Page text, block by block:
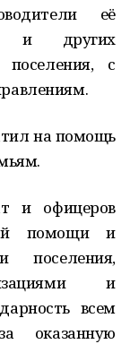
её
и других
с
на помощь
и офицеров
помощи и
поселения,
и
всем
оказанную